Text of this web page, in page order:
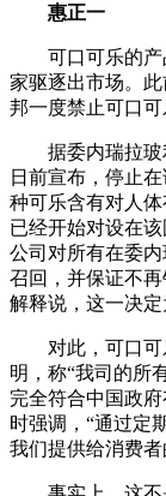
惠正一
可口可乐的产
家驱逐出市场。
邦一度禁止可口可
据委内瑞拉玻
日前宣布，停止
种可乐含有对人
已经开始对设在
公司对所有在委
召回，并保证不
解释说，这一决定
对此，可口可
明，称“我司的所
完全符合中国政
时强调，“通过定
我们提供给消费